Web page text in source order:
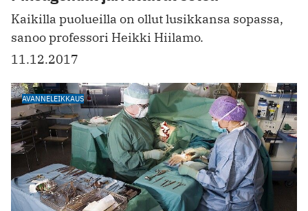
Kaikilla puolueilla on ollut lusikkansa sopassa,
sanoo professori Heikki Hiilamo.
11.12.2017
AVANNELEIKKAUS